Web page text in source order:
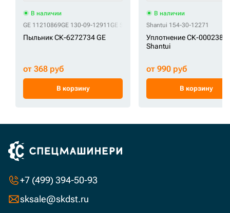
В наличии
GE 11210869GE 130-09-12911 GE S700-070206GE Y000-070200GE
Пыльник СК-6272734 GE
от 368 руб
В корзину
В наличии
Shantui 154-30-12271
Уплотнение СК-0002388
Shantui
от 990 руб
В корзину
+7 (499) 394-50-93
sksale@skdst.ru